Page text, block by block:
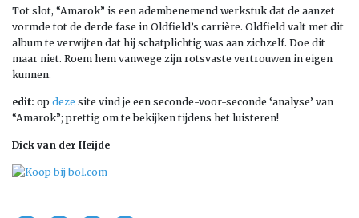
Tot slot, “Amarok” is een adembenemend werkstuk dat de aanzet
vormde tot de derde fase in Oldfield’s carrière. Oldfield valt met dit
album te verwijten dat hij schatplichtig was aan zichzelf. Doe dit
maar niet. Roem hem vanwege zijn rotsvaste vertrouwen in eigen
kunnen.
edit: op deze site vind je een seconde-voor-seconde ‘analyse’ van
“Amarok”; prettig om te bekijken tijdens het luisteren!
Dick van der Heijde